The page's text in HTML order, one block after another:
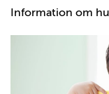
Information om